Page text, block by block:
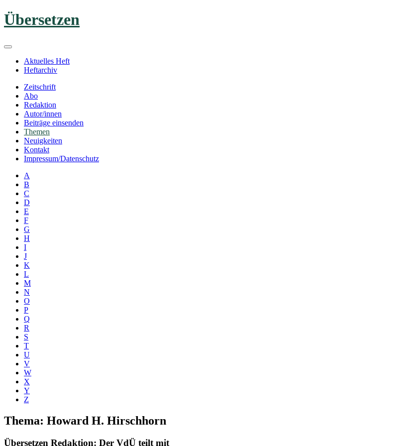
Zum
Inhalt
Übersetzen
Aktuelles Heft
Heftarchiv
Zeitschrift
Abo
Redaktion
Autor/innen
Beiträge einsenden
Themen
Neuigkeiten
Kontakt
Impressum/Datenschutz
A
B
C
D
E
F
G
H
I
J
K
L
M
N
O
P
Q
R
S
T
U
V
W
X
Y
Z
Thema: Howard H. Hirschhorn
Übersetzen Redaktion: Der VdÜ teilt mit